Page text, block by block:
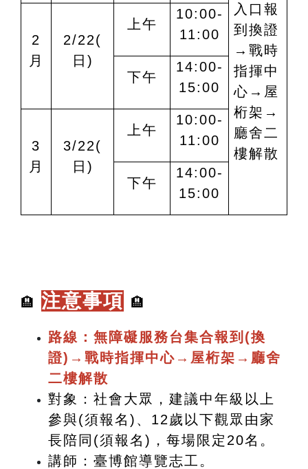
入口報
到換證
→戰時
指揮中
心→屋
桁架→
廳舍二
樓解散
2
月
2/22(
日)
上午
10:00-
11:00
下午
14:00-
15:00
3
月
3/22(
日)
上午
10:00-
11:00
下午
14:00-
15:00
🏨 注意事項 🏨
路線：無障礙服務台集合報到(換
證)→ 戰時指揮中心 → 屋桁架 → 廳舍
二樓解散
對象：社會大眾，建議中年級以上
參與(須報名)、12歲以下觀眾由家
長陪同(須報名)，每場限定 20名。
講師：臺博館導覽志工。